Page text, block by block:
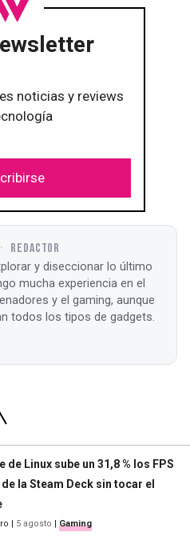
noticias y reviews
REDACTOR
y diseccionar lo último
mucha experiencia en el
y el gaming, aunque
todos los tipos de gadgets.
de Linux sube un 31,8 % los FPS
la Steam Deck sin tocar el
5 agosto Gaming